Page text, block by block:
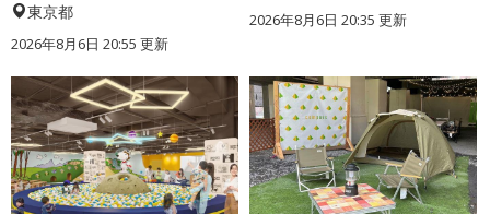
東京都
2026年8月6日 20:55 更新
2026年8月6日 20:35 更新